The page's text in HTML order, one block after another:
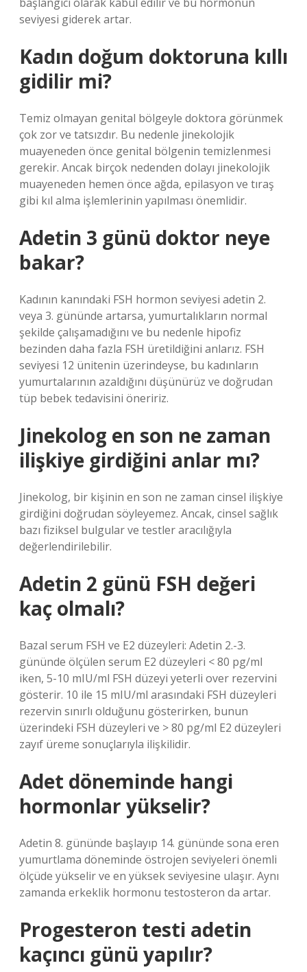
seviyesi giderek artar.
Kadın doğum doktoruna kıllı
gidilir mi?
Temiz olmayan genital bölgeyle doktora görünmek
çok zor ve tatsızdır. Bu nedenle jinekolojik
muayeneden önce genital bölgenin temizlenmesi
gerekir. Ancak birçok nedenden dolayı jinekolojik
muayeneden hemen önce ağda, epilasyon ve tıraş
gibi kıl alma işlemlerinin yapılması önemlidir.
Adetin 3 günü doktor neye
bakar?
Kadının kanındaki FSH hormon seviyesi adetin 2.
veya 3. gününde artarsa, yumurtalıkların normal
şekilde çalışamadığını ve bu nedenle hipofiz
bezinden daha fazla FSH üretildiğini anlarız. FSH
seviyesi 12 ünitenin üzerindeyse, bu kadınların
yumurtalarının azaldığını düşünürüz ve doğrudan
tüp bebek tedavisini öneririz.
Jinekolog en son ne zaman
ilişkiye girdiğini anlar mı?
Jinekolog, bir kişinin en son ne zaman cinsel ilişkiye
girdiğini doğrudan söyleyemez. Ancak, cinsel sağlık
bazı fiziksel bulgular ve testler aracılığıyla
değerlendirilebilir.
Adetin 2 günü FSH değeri
kaç olmalı?
Bazal serum FSH ve E2 düzeyleri: Adetin 2.-3.
gününde ölçülen serum E2 düzeyleri < 80 pg/ml
iken, 5-10 mIU/ml FSH düzeyi yeterli over rezervini
gösterir. 10 ile 15 mIU/ml arasındaki FSH düzeyleri
rezervin sınırlı olduğunu gösterirken, bunun
üzerindeki FSH düzeyleri ve > 80 pg/ml E2 düzeyleri
zayıf üreme sonuçlarıyla ilişkilidir.
Adet döneminde hangi
hormonlar yükselir?
Adetin 8. gününde başlayıp 14. gününde sona eren
yumurtlama döneminde östrojen seviyeleri önemli
ölçüde yükselir ve en yüksek seviyesine ulaşır. Aynı
zamanda erkeklik hormonu testosteron da artar.
Progesteron testi adetin
kaçıncı günü yapılır?